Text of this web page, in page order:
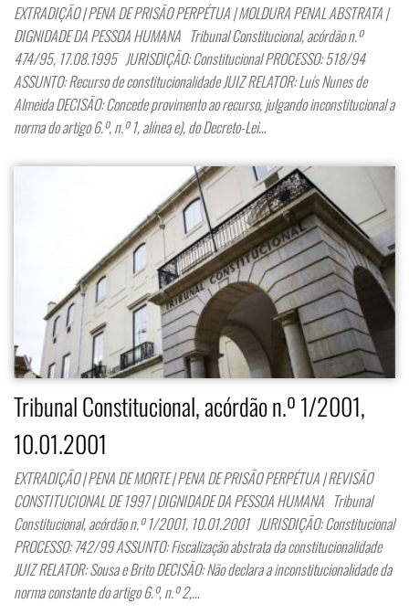
EXTRADIÇÃO | PENA DE PRISÃO PERPÉTUA | MOLDURA PENAL ABSTRATA |
DIGNIDADE DA PESSOA HUMANA Tribunal Constitucional, acórdão n.º
474/95, 17.08.1995 JURISDIÇÃO: Constitucional PROCESSO: 518/94
ASSUNTO: Recurso de constitucionalidade JUIZ RELATOR: Luís Nunes de
Almeida DECISÃO: Concede provimento ao recurso, julgando inconstitucional a
norma do artigo 6.º, n.º 1, alínea e), do Decreto-Lei…
Tribunal Constitucional, acórdão n.º 1/2001,
10.01.2001
EXTRADIÇÃO | PENA DE MORTE | PENA DE PRISÃO PERPÉTUA | REVISÃO
CONSTITUCIONAL DE 1997 | DIGNIDADE DA PESSOA HUMANA Tribunal
Constitucional, acórdão n.º 1/2001, 10.01.2001 JURISDIÇÃO: Constitucional
PROCESSO: 742/99 ASSUNTO: Fiscalização abstrata da constitucionalidade
JUIZ RELATOR: Sousa e Brito DECISÃO: Não declara a inconstitucionalidade da
norma constante do artigo 6.º, n.º 2,…